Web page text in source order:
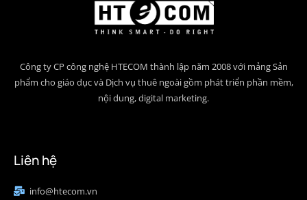
Công ty CP công nghệ HTECOM thành lập năm 2008 với mảng Sản
phẩm cho giáo dục và Dịch vụ thuê ngoài gồm phát triển phần mềm,
nội dung, digital marketing.
Liên hệ
info@htecom.vn